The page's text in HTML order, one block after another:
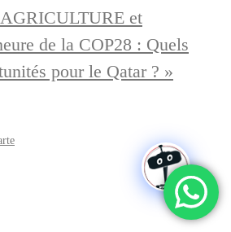
et
de la COP28 : Quels
pour le Qatar ? »